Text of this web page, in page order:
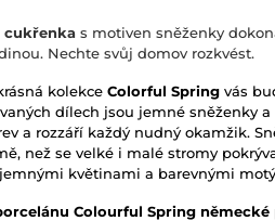
cukřenka s motiven sněženky
Nechte svůj domov rozkvést.
kolekce Colorful Spring vás
dílech jsou jemné sněženky
a rozzáří každý nudný okamžik.
než se velké i malé stromy
květinami a barevnými
Colourful Spring německé